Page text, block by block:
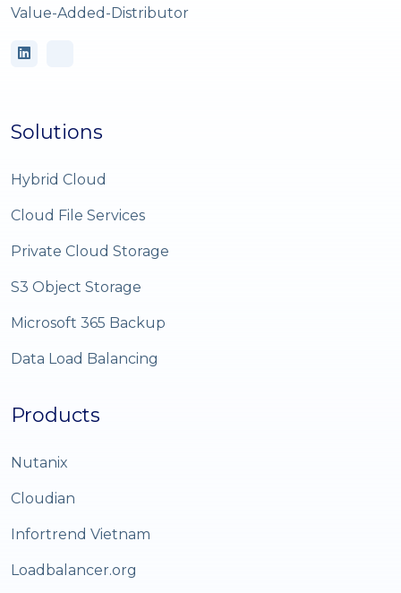
Value-Added-Distributor
Solutions
Hybrid Cloud
Cloud File Services
Private Cloud Storage
S3 Object Storage
Microsoft 365 Backup
Data Load Balancing
Products
Nutanix
Cloudian
Infortrend Vietnam
Loadbalancer.org